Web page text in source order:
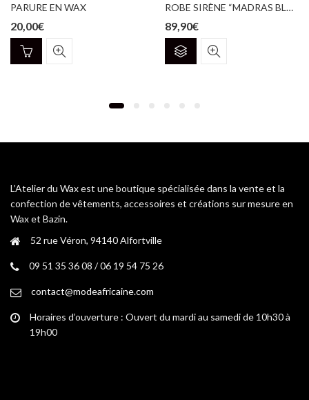
PARURE EN WAX
20,00€
ROBE SIRÈNE “MADRAS BLANCHE”
89,90€
produit
L’Atelier du Wax est une boutique spécialisée dans la vente et la
confection de vêtements, accessoires et créations sur mesure en
Wax et Bazin.
52 rue Véron, 94140 Alfortville
09 51 35 36 08 / 06 19 54 75 26
contact@modeafricaine.com
Horaires d’ouverture : Ouvert du mardi au samedi de 10h30 à
19h00